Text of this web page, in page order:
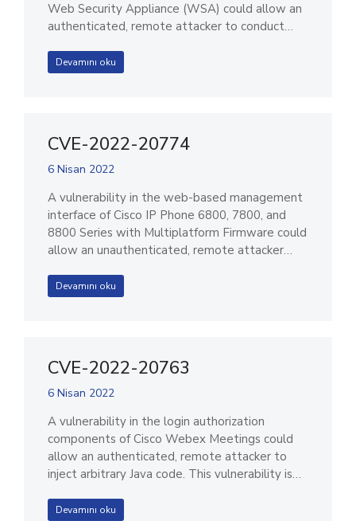
Web Security Appliance (WSA) could allow an
authenticated, remote attacker to conduct…
Devamını oku
CVE-2022-20774
6 Nisan 2022
A vulnerability in the web-based management
interface of Cisco IP Phone 6800, 7800, and
8800 Series with Multiplatform Firmware could
allow an unauthenticated, remote attacker…
Devamını oku
CVE-2022-20763
6 Nisan 2022
A vulnerability in the login authorization
components of Cisco Webex Meetings could
allow an authenticated, remote attacker to
inject arbitrary Java code. This vulnerability is…
Devamını oku